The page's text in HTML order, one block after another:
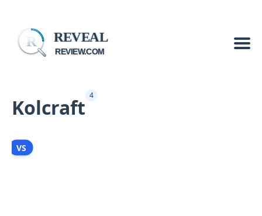
R REVEAL
REVIEW.COM
Kolcraft 4
VS